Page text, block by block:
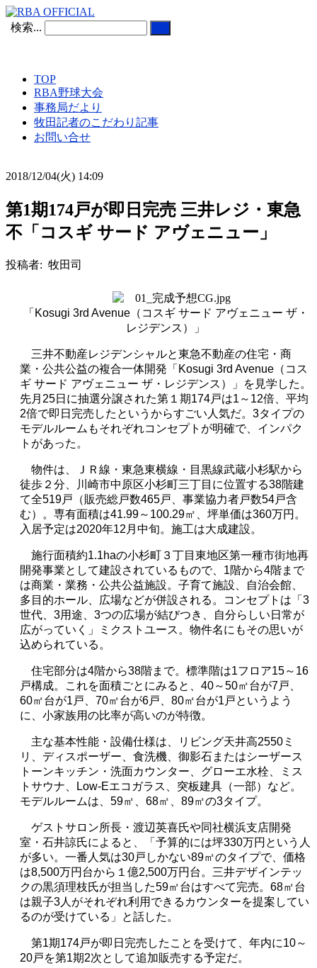
検索...
TOP
RBA野球大会
事務局だより
牧田記者のこだわり記事
お問い合せ
2018/12/04(火) 14:09
第1期174戸が即日完売 三井レジ・東急
不「コスギ サード アヴェニュー」
投稿者: 牧田司
「 Kosugi 3rd Avenue（コスギ サード アヴェニュー ザ・
レジデンス）」
三井不動産レジデンシャルと東急不動産の住宅・商
業・公共公益の複合一体開発「 Kosugi 3rd Avenue （コス
ギ サード アヴェニュー ザ・レジデンス）」を見学した。
先月 25日に抽選分譲された第１期174戸は1 ～ 12倍、平均
2倍で即日完売したというからすごい人気だ。 3タイプの
モデルルームもそれぞれコンセプトが明確で、インパク
トがあった。
物件は、ＪＲ線・東急東横線・目黒線武蔵小杉駅から
徒歩２分、川崎市中原区小杉町三丁目に位置する38階建
て全519戸（販売総戸数465戸、事業協力者戸数54戸含
む）。専有面積は41.99～ 100.29㎡、坪単価は360万円。
入居予定は2020年12 月中旬。施工は大成建設。
施行面積約1.1haの小杉町３丁目東地区第一種市街地再
開発事業として建設されているもので、 1階から4階まで
は商業・業務・公共公益施設。子育て施設、自治会館、
多目的ホール、広場などが併設される。コンセプトは「 3
世代、 3用途、 3つの広場が結びつき、自分らしい日常が
広がっていく」ミクストユース。物件名にもその思いが
込められている。
住宅部分は4階から38階まで。標準階は1フロア15～ 16
戸構成。これを面積ごとにみると、 40～50㎡台が7戸、
60㎡台が1 戸、 70㎡台が6戸、 80㎡台が1 戸というよう
に、小家族用の比率が高いのが特徴。
主な基本性能・設備仕様は、リビング天井高2550 ミ
リ、ディスポーザー、食洗機、御影石またはシーザース
トーンキッチン・洗面カウンター、グローエ水栓、ミス
トサウナ、
Low-Eエコガラス、突板建具（一部）など。
モデルルームは、 59㎡、 68㎡、 89㎡の3タイプ。
ゲストサロン所長・渡辺英喜氏や同社横浜支店開発
室・石井諒氏によると、「予算的には坪330万円という人
が多い。一番人気は30戸しかない89㎡のタイプで、価格
は8,500万円台から１億2,500万円台。三井デザインテッ
クの黒須理枝氏が担当した59㎡台はすべて完売。 68㎡台
は親子3人がそれぞれ利用できるカウンターを提案してい
るのが受けている」と話した。
第1期174戸が即日完売したことを受けて、年内に10～
20戸を第1期2次として追加販売する予定だ。